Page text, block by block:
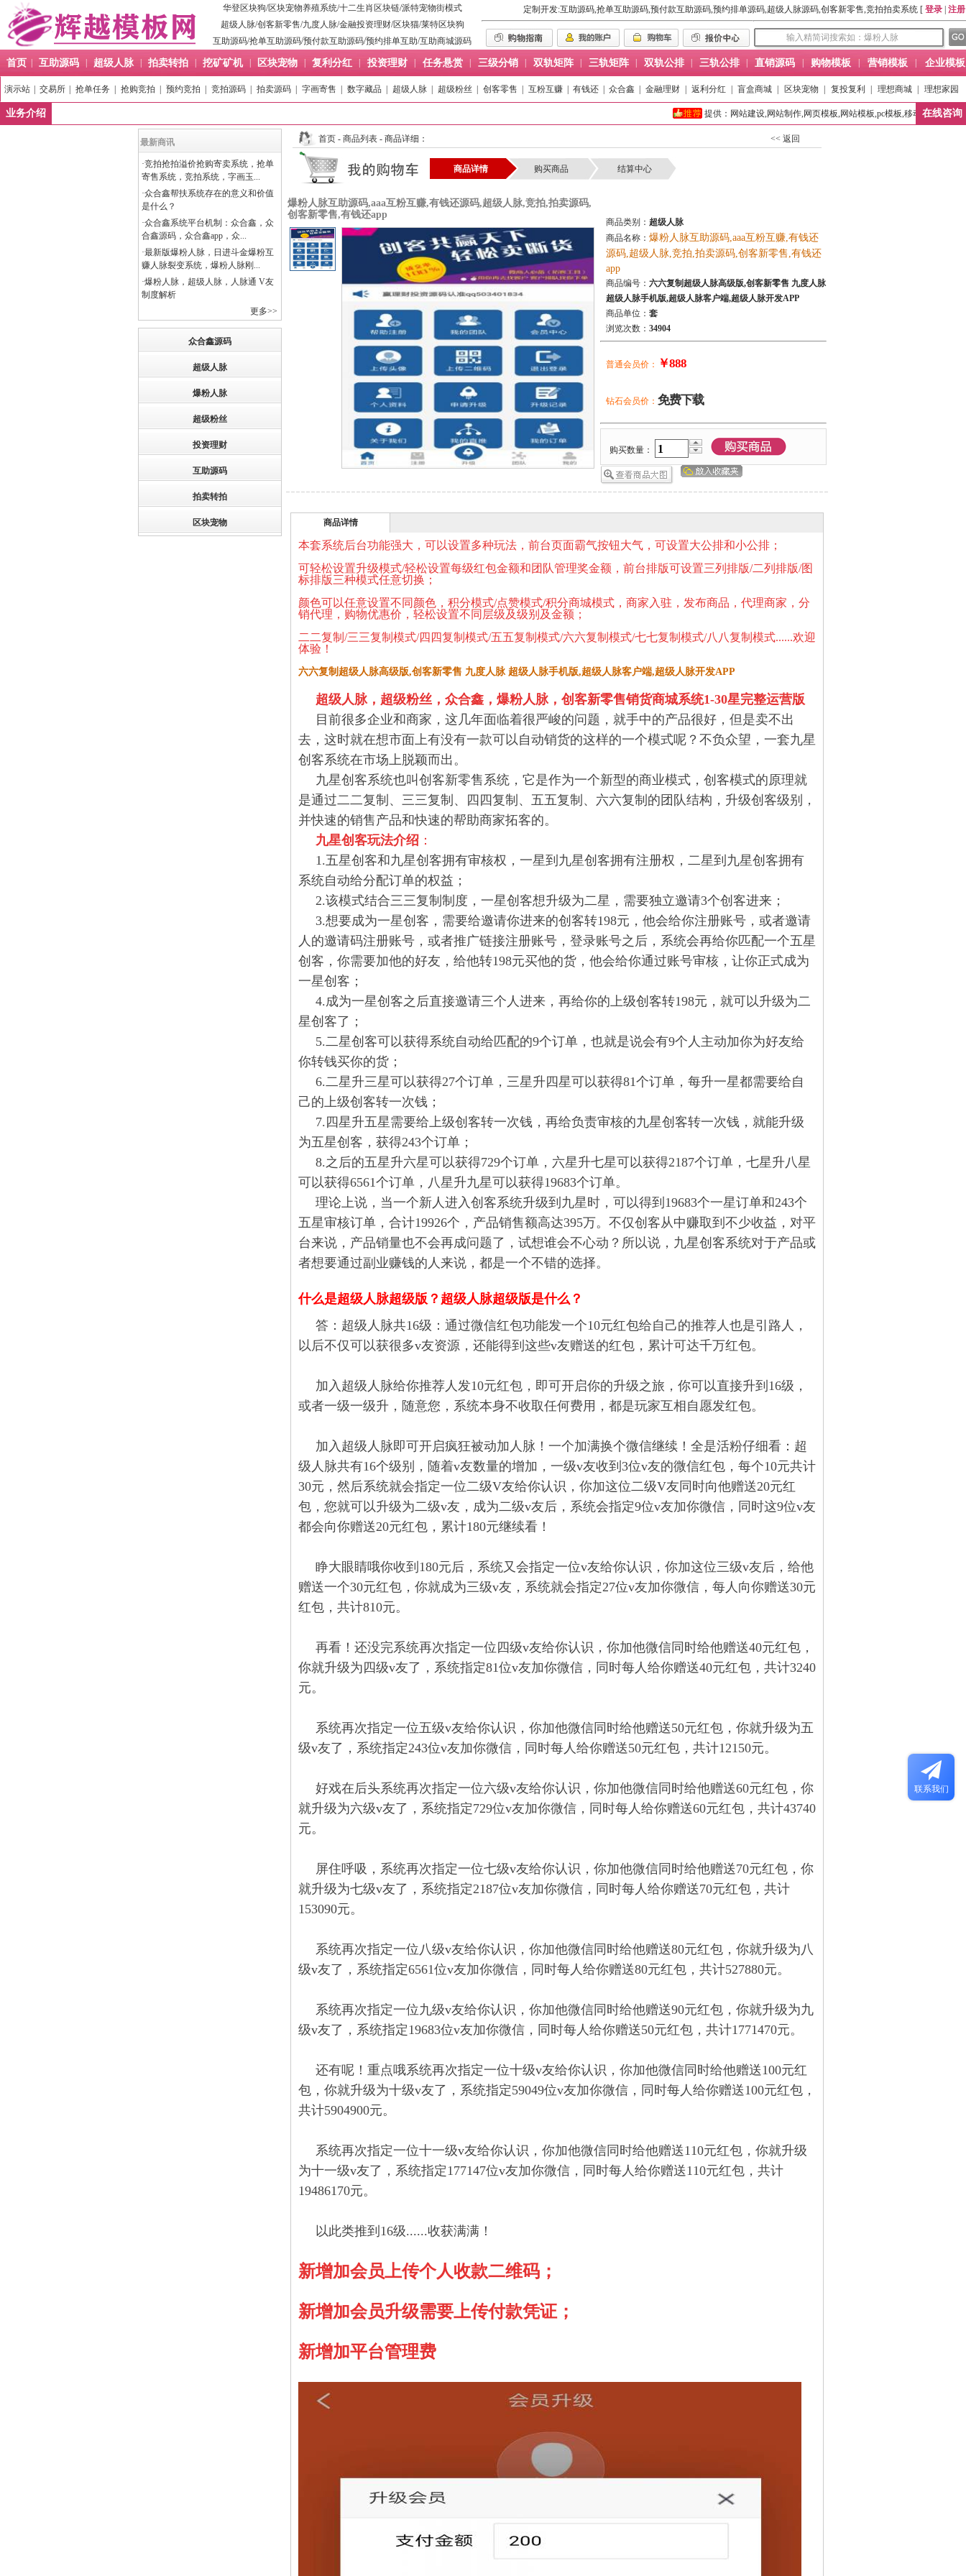
华登区块狗/区块宠物养殖系统/十二生肖区块链/派特宠物街模式
超级人脉/创客新零售/九度人脉/金融投资理财/区块猫/莱特区块狗
互助源码/抢单互助源码/预付款互助源码/预约排单互助/互助商城源码
定制开发:互助源码,抢单互助源码,预付款互助源码,预约排单源码,超级人脉源码,创客新零售,竞拍拍卖系统 [ 登录 注册
首页 互助源码 超级人脉 拍卖转拍 挖矿矿机 区块宠物 复利分红 投资理财 任务悬赏 三级分销 双轨矩阵 三轨矩阵 双轨公排 三轨公排 直销源码 购物模板 营销模板 企业模板
演示站 交易所 抢单任务 抢购竞拍 预约竞拍 竞拍源码 拍卖源码 字画寄售 数字藏品 超级人脉 超级粉丝 创客零售 互粉互赚 有钱还 众合鑫 金融理财 返利分红 盲盒商城 区块宠物 复投复利 理想商城 理想家园
业务介绍 提供：网站建设,网站制作,网页模板,网站模板,pc模板,移动端模板,营销网站
在线咨询
联系我们
最新商讯
·竞拍抢拍溢价抢购寄卖系统，抢单
寄售系统，竞拍系统，字画玉...
·众合鑫帮扶系统存在的意义和价值
是什么？
·众合鑫系统平台机制：众合鑫，众
合鑫源码，众合鑫app，众...
·最新版爆粉人脉，日进斗金爆粉互
赚人脉裂变系统，爆粉人脉刚...
·爆粉人脉，超级人脉，人脉通 V友
制度解析
更多>>
众合鑫源码
超级人脉
爆粉人脉
超级粉丝
投资理财
互助源码
拍卖转拍
区块宠物
首页 - 商品列表 - 商品详细： << 返回
商品详情 购买商品 结算中心
爆粉人脉互助源码,aaa互粉互赚,有钱还源码,超级人脉,竞拍,拍卖源码,
创客新零售,有钱还app
商品类别： 超级人脉
商品名称： 爆粉人脉互助源码,aaa互粉互赚,有钱还
源码,超级人脉,竞拍,拍卖源码,创客新零售,有钱还
app
商品编号： 六六复制超级人脉高级版,创客新零售 九度人脉
超级人脉手机版,超级人脉客户端,超级人脉开发APP
商品单位： 套
浏览次数： 34904
普通会员价： ￥888
钻石会员价： 免费下载
购买数量：
商品详情
本套系统后台功能强大，可以设置多种玩法，前台页面霸气按钮大气，可设置大公排和小公排；
可轻松设置升级模式/轻松设置每级红包金额和团队管理奖金额，前台排版可设置三列排版/二列排版/图
标排版三种模式任意切换；
颜色可以任意设置不同颜色，积分模式/点赞模式/积分商城模式，商家入驻，发布商品，代理商家，分
销代理，购物优惠价，轻松设置不同层级及级别及金额；
二二复制/三三复制模式/四四复制模式/五五复制模式/六六复制模式/七七复制模式/八八复制模式......欢迎
体验！
六六复制超级人脉高级版,创客新零售 九度人脉 超级人脉手机版,超级人脉客户端,超级人脉开发APP
超级人脉，超级粉丝，众合鑫，爆粉人脉，创客新零售销货商城系统1-30星完整运营版
目前很多企业和商家，这几年面临着很严峻的问题，就手中的产品很好，但是卖不出
去，这时就在想市面上有没有一款可以自动销货的这样的一个模式呢？不负众望，一套九星
创客系统在市场上脱颖而出。
九星创客系统也叫创客新零售系统，它是作为一个新型的商业模式，创客模式的原理就
是通过二二复制、三三复制、四四复制、五五复制、六六复制的团队结构，升级创客级别，
并快速的销售产品和快速的帮助商家拓客的。
九星创客玩法介绍 ：
1.五星创客和九星创客拥有审核权，一星到九星创客拥有注册权，二星到九星创客拥有
系统自动给分配订单的权益；
2.该模式结合三三复制制度，一星创客想升级为二星，需要独立邀请3个创客进来；
3.想要成为一星创客，需要给邀请你进来的创客转198元，他会给你注册账号，或者邀请
人的邀请码注册账号，或者推广链接注册账号，登录账号之后，系统会再给你匹配一个五星
创客，你需要加他的好友，给他转198元买他的货，他会给你通过账号审核，让你正式成为
一星创客；
4.成为一星创客之后直接邀请三个人进来，再给你的上级创客转198元，就可以升级为二
星创客了；
5.二星创客可以获得系统自动给匹配的9个订单，也就是说会有9个人主动加你为好友给
你转钱买你的货；
6.二星升三星可以获得27个订单，三星升四星可以获得81个订单，每升一星都需要给自
己的上级创客转一次钱；
7.四星升五星需要给上级创客转一次钱，再给负责审核的九星创客转一次钱，就能升级
为五星创客，获得243个订单；
8.之后的五星升六星可以获得729个订单，六星升七星可以获得2187个订单，七星升八星
可以获得6561个订单，八星升九星可以获得19683个订单。
理论上说，当一个新人进入创客系统升级到九星时，可以得到19683个一星订单和243个
五星审核订单，合计19926个，产品销售额高达395万。不仅创客从中赚取到不少收益，对平
台来说，产品销量也不会再成问题了，试想谁会不心动？ 所以说，九星创客系统对于产品或
者想要通过副业赚钱的人来说，都是一个不错的选择。
什么是超级人脉超级版 ？超级人脉超级版是什么？
答： 超级人脉共16级：通过微信红包功能发一个10元红包给自己的推荐人也是引路人，
以后不仅可以获很多v友资源，还能得到这些v友赠送的红包，累计可达千万红包。
加入超级人脉给你推荐人发10元红包，即可开启你的升级之旅，你可以直接升到16级，
或者一级一级升，随意您，系统本身不收取任何费用，都是玩家互相自愿发红包。
加入超级人脉即可开启疯狂被动加人脉！一个加满换个微信继续！全是活粉仔细看：超
级人脉共有16个级别，随着v友数量的增加，一级v友收到3位v友的微信红包，每个10元共计
30元，然后系统就会指定一位二级V友给你认识，你加这位二级V友同时向他赠送20元红
包，您就可以升级为二级v友，成为二级v友后，系统会指定9位v友加你微信，同时这9位v友
都会向你赠送20元红包，累计180元继续看！
睁大眼睛哦你收到180元后，系统又会指定一位v友给你认识，你加这位三级v友后，给他
赠送一个30元红包，你就成为三级v友，系统就会指定27位v友加你微信，每人向你赠送30元
红包，共计810元。
再看！还没完系统再次指定一位四级v友给你认识，你加他微信同时给他赠送40元红包，
你就升级为四级v友了，系统指定81位v友加你微信，同时每人给你赠送40元红包，共计3240
元。
系统再次指定一位五级v友给你认识，你加他微信同时给他赠送50元红包，你就升级为五
级v友了，系统指定243位v友加你微信，同时每人给你赠送50元红包，共计12150元。
好戏在后头系统再次指定一位六级v友给你认识，你加他微信同时给他赠送60元红包，你
就升级为六级v友了，系统指定729位v友加你微信，同时每人给你赠送60元红包，共计43740
元。
屏住呼吸，系统再次指定一位七级v友给你认识，你加他微信同时给他赠送70元红包，你
就升级为七级v友了，系统指定2187位v友加你微信，同时每人给你赠送70元红包，共计
153090元。
系统再次指定一位八级v友给你认识，你加他微信同时给他赠送80元红包，你就升级为八
级v友了，系统指定6561位v友加你微信，同时每人给你赠送80元红包，共计527880元。
系统再次指定一位九级v友给你认识，你加他微信同时给他赠送90元红包，你就升级为九
级v友了，系统指定19683位v友加你微信，同时每人给你赠送50元红包，共计1771470元。
还有呢！重点哦系统再次指定一位十级v友给你认识，你加他微信同时给他赠送100元红
包，你就升级为十级v友了，系统指定59049位v友加你微信，同时每人给你赠送100元红包，
共计5904900元。
系统再次指定一位十一级v友给你认识，你加他微信同时给他赠送110元红包，你就升级
为十一级v友了，系统指定177147位v友加你微信，同时每人给你赠送110元红包，共计
19486170元。
以此类推到16级......收获满满！
新增加会员上传个人收款二维码；
新增加会员升级需要上传付款凭证；
新增加平台管理费